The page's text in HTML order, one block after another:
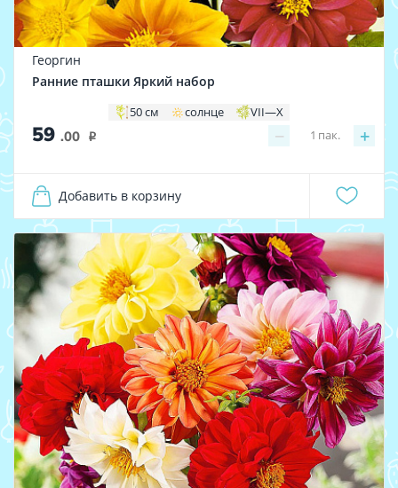
Георгин
Ранние пташки Яркий набор
50 см солнце VII—X
59 .00 i − +
1 пак.
Добавить в корзину